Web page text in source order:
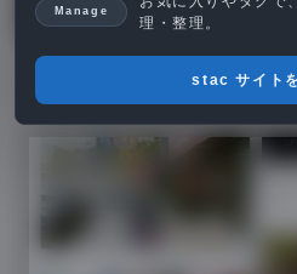
情報を集約し
Manage
理・整理。
stac サイト